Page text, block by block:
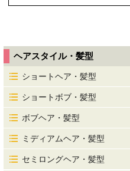
ヘアスタイル・髪型
ショートヘア・髪型
ショートボブ・髪型
ボブヘア・髪型
ミディアムヘア・髪型
セミロングヘア・髪型